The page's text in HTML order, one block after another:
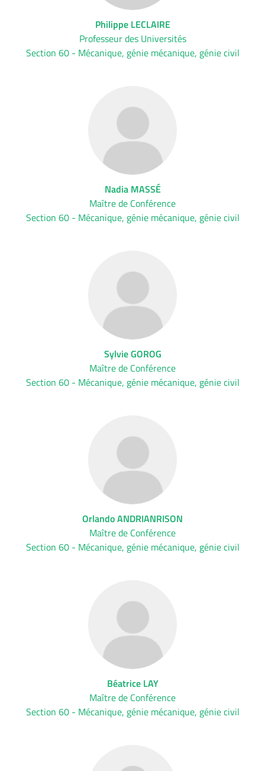
Philippe LECLAIRE
Professeur des Universités
Section 60 - Mécanique, génie mécanique, génie civil
Nadia MASSÉ
Maître de Conférence
Section 60 - Mécanique, génie mécanique, génie civil
Sylvie GOROG
Maître de Conférence
Section 60 - Mécanique, génie mécanique, génie civil
Orlando ANDRIANRISON
Maître de Conférence
Section 60 - Mécanique, génie mécanique, génie civil
Béatrice LAY
Maître de Conférence
Section 60 - Mécanique, génie mécanique, génie civil